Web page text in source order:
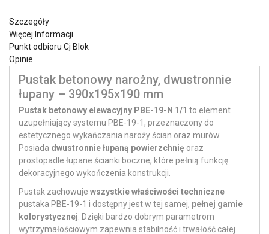
Szczegóły
Więcej Informacji
Punkt odbioru Cj Blok
Opinie
Pustak betonowy narożny, dwustronnie
łupany – 390x195x190 mm
Pustak betonowy elewacyjny PBE-19-N 1/1 to element
uzupełniający systemu PBE-19-1, przeznaczony do
estetycznego wykańczania naroży ścian oraz murów.
Posiada dwustronnie łupaną powierzchnię oraz
prostopadle łupane ścianki boczne, które pełnią funkcję
dekoracyjnego wykończenia konstrukcji.
Pustak zachowuje wszystkie właściwości techniczne
pustaka PBE-19-1 i dostępny jest w tej samej, pełnej gamie
kolorystycznej . Dzięki bardzo dobrym parametrom
wytrzymałościowym zapewnia stabilność i trwałość całej